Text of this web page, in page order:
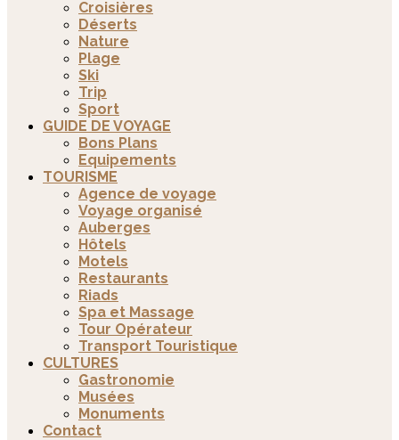
Croisières
Déserts
Nature
Plage
Ski
Trip
Sport
GUIDE DE VOYAGE
Bons Plans
Equipements
TOURISME
Agence de voyage
Voyage organisé
Auberges
Hôtels
Motels
Restaurants
Riads
Spa et Massage
Tour Opérateur
Transport Touristique
CULTURES
Gastronomie
Musées
Monuments
Contact